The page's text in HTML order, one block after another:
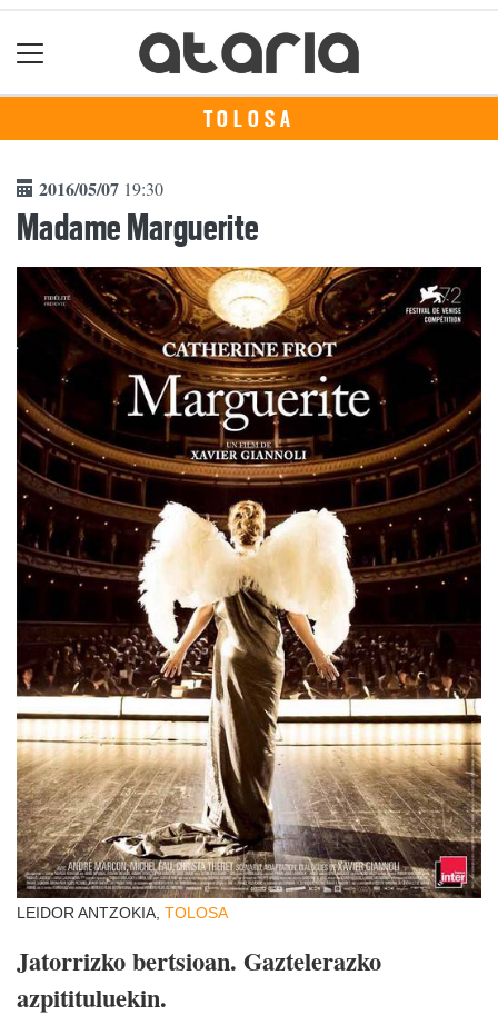
TOLOSA
2016/05/07 19:30
Madame Marguerite
LEIDOR ANTZOKIA, TOLOSA
Jatorrizko bertsioan. Gaztelerazko
azpitituluekin.